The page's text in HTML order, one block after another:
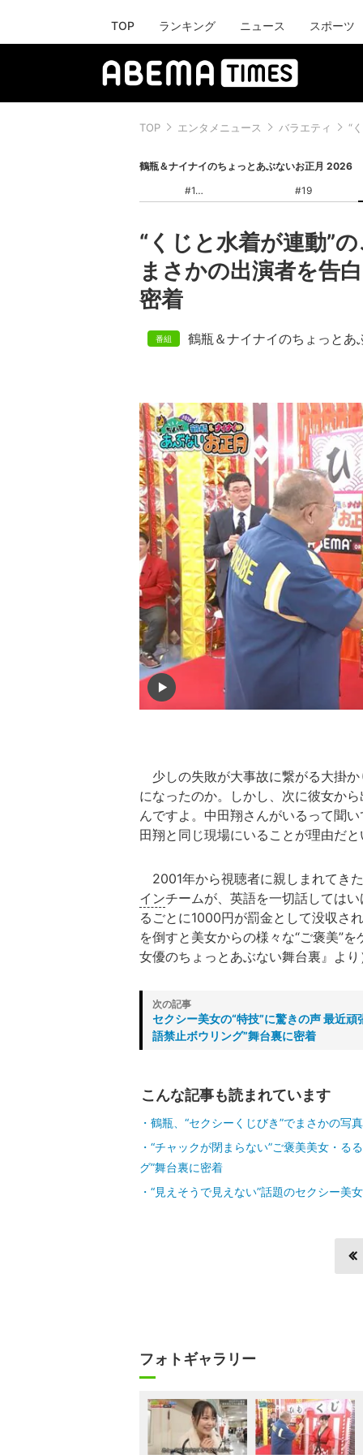
TOP ランキング ニュース スポーツ
TOP エンタメニュース バラエティ “
鶴瓶＆ナイナイのちょっとあぶないお正月 2026
#1
#19
“くじと水着が連動”
まさかの出演者を告
密着
鶴瓶＆ナイナイのちょっとあ
少しの失敗が大事故に繋がる大掛
になったのか。しかし、次に彼女か
んですよ。中田翔さんがいるって聞
田翔と同じ現場にいることが理由だ
2001年から視聴者に親しまれてき
インチームが、英語を一切話しては
るごとに1000円が罰金として没収さ
を倒すと美女からの様々な“ご褒美”
女優のちょっとあぶない舞台裏』より
セクシー美女の“特技”に驚きの声 最近
語禁止ボウリング”舞台裏に密着
こんな記事も読まれています
鶴瓶、“セクシーくじびき”でまさかの写
“チャックが閉まらない”ご褒美美女・る
グ”舞台裏に密着
“見えそうで見えない”話題のセクシー美
フォトギャラリー